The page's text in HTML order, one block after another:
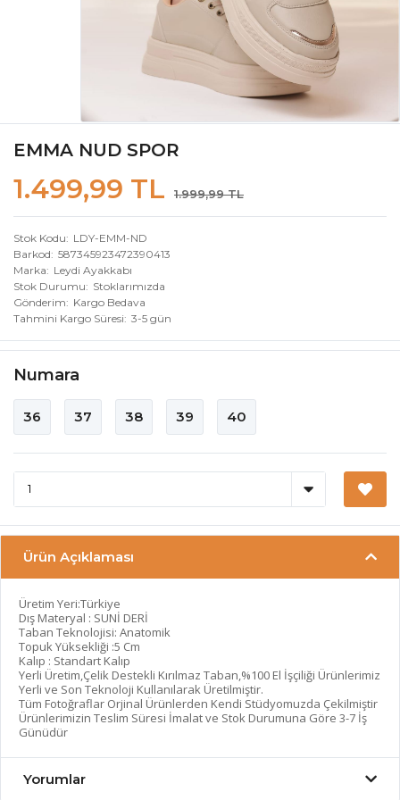
EMMA NUD SPOR
1.499,99 TL 1.999,99 TL
Stok Kodu
LDY-EMM-ND
Barkod 587345923472390413
Marka
Leydi Ayakkabı
Stok Durumu
Stoklarımızda
Gönderim
Kargo Bedava
Tahmini Kargo Süresi 3-5 gün
Numara
36 37 38 39 40
Ürün Açıklaması
Üretim Yeri:Türkiye
Dış Materyal : SUNİ DERİ
Taban Teknolojisi: Anatomik
Topuk Yüksekliği :5 Cm
Kalıp : Standart Kalıp
Yerli Üretim,Çelik Destekli Kırılmaz Taban,%100 El İşçiliği Ürünlerimiz
Yerli ve Son Teknoloji Kullanılarak Üretilmiştir.
Tüm Fotoğraflar Orjinal Ürünlerden Kendi Stüdyomuzda Çekilmiştir
Ürünlerimizin Teslim Süresi İmalat ve Stok Durumuna Göre 3-7 İş
Günüdür
Yorumlar